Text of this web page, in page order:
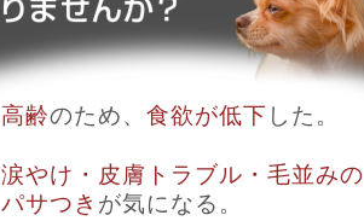
高齢のため、 食欲が低下した。
涙やけ・皮膚トラブル・毛並みの
パサつき が気になる。